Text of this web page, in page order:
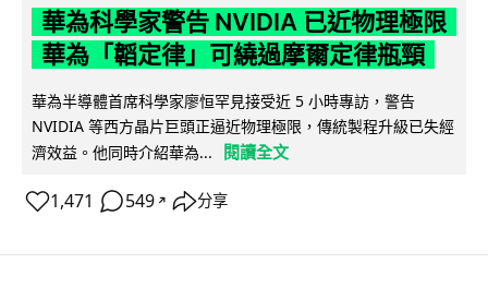
華為科學家警告 NVIDIA 已近物理極限
華為「韜定律」可繞過摩爾定律瓶頸
華為半導體首席科學家廖恒罕見接受近 5 小時專訪，警告
NVIDIA 等西方晶片巨頭正逼近物理極限，傳統製程升級已失經
濟效益。他同時介紹華為...
閱讀全文
1,471 549 ↗ 分享